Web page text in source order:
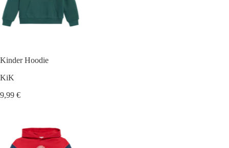
Kinder Hoodie
KiK
9,99 €